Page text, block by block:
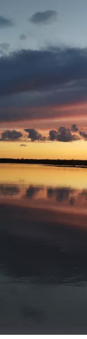
Ну а вам
процесса вы
С уважением